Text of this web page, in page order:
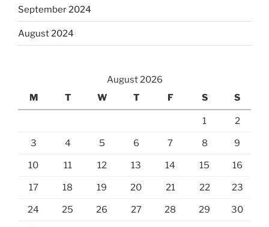
September 2024
August 2024
August 2026
M
T W T F S S
1 2
3 4 5 6 7 8 9
10 11 12 13 14 15 16
17 18 19 20 21 22 23
24 25 26 27 28 29 30